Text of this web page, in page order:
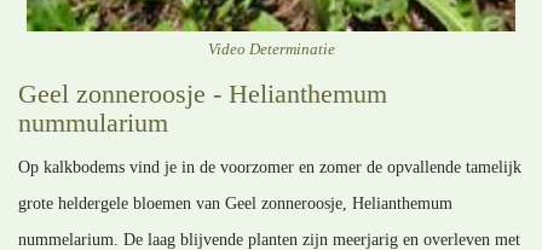
Video Determinatie
Geel zonneroosje - Helianthemum
nummularium
Op kalkbodems vind je in de voorzomer en zomer de opvallende tamelijk
grote heldergele bloemen van Geel zonneroosje, Helianthemum
nummelarium. De laag blijvende planten zijn meerjarig en overleven met